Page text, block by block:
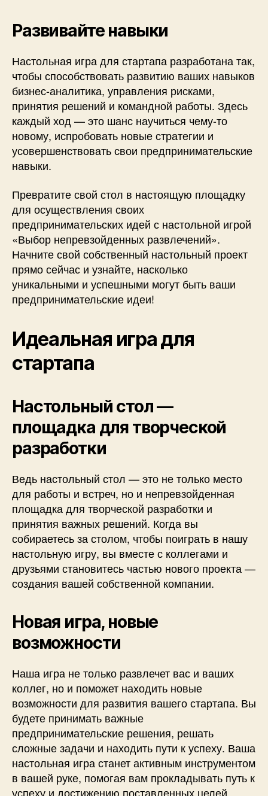
Развивайте навыки
Настольная игра для стартапа разработана так,
чтобы способствовать развитию ваших навыков
бизнес-аналитика, управления рисками,
принятия решений и командной работы. Здесь
каждый ход — это шанс научиться чему-то
новому, испробовать новые стратегии и
усовершенствовать свои предпринимательские
навыки.
Превратите свой стол в настоящую площадку
для осуществления своих
предпринимательских идей с настольной игрой
«Выбор непревзойденных развлечений».
Начните свой собственный настольный проект
прямо сейчас и узнайте, насколько
уникальными и успешными могут быть ваши
предпринимательские идеи!
Идеальная игра для
стартапа
Настольный стол —
площадка для творческой
разработки
Ведь настольный стол — это не только место
для работы и встреч, но и непревзойденная
площадка для творческой разработки и
принятия важных решений. Когда вы
собираетесь за столом, чтобы поиграть в нашу
настольную игру, вы вместе с коллегами и
друзьями становитесь частью нового проекта —
создания вашей собственной компании.
Новая игра, новые
возможности
Наша игра не только развлечет вас и ваших
коллег, но и поможет находить новые
возможности для развития вашего стартапа. Вы
будете принимать важные
предпринимательские решения, решать
сложные задачи и находить пути к успеху. Ваша
настольная игра станет активным инструментом
в вашей руке, помогая вам прокладывать путь к
успеху и достижению поставленных целей.